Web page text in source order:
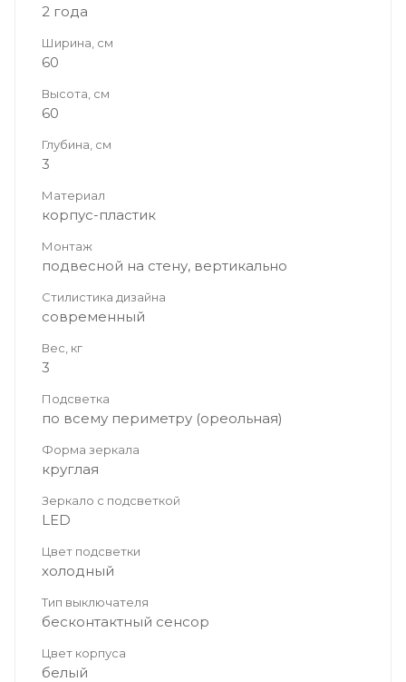
2 года
Ширина, см
60
Высота, см
60
Глубина, см
3
Материал
корпус-пластик
Монтаж
подвесной на стену, вертикально
Стилистика дизайна
современный
Вес, кг
3
Подсветка
по всему периметру (ореольная)
Форма зеркала
круглая
Зеркало с подсветкой
LED
Цвет подсветки
холодный
Тип выключателя
бесконтактный сенсор
Цвет корпуса
белый